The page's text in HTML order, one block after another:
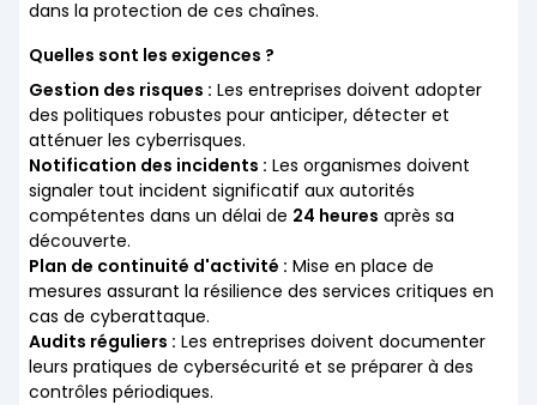
dans la protection de ces chaînes.
Quelles sont les exigences ?
Gestion des risques : Les entreprises doivent adopter
des politiques robustes pour anticiper, détecter et
atténuer les cyberrisques.
Notification des incidents : Les organismes doivent
signaler tout incident significatif aux autorités
compétentes dans un délai de 24 heures après sa
découverte.
Plan de continuité d'activité : Mise en place de
mesures assurant la résilience des services critiques en
cas de cyberattaque.
Audits réguliers : Les entreprises doivent documenter
leurs pratiques de cybersécurité et se préparer à des
contrôles périodiques.